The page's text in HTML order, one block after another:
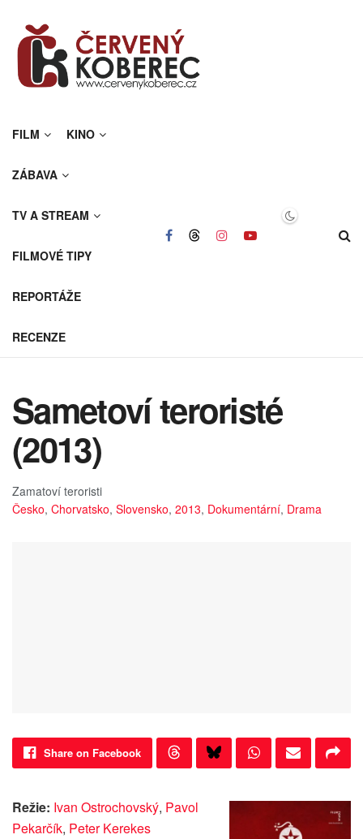
FILM KINO
ZÁBAVA
TV A STREAM
FILMOVÉ TIPY
REPORTÁŽE
RECENZE
Sametoví teroristé
(2013)
Zamatoví teroristi
Česko, Chorvatsko, Slovensko, 2013, Dokumentární, Drama
Share on Facebook
Režie: Ivan Ostrochovský, Pavol
Pekarčík, Peter Kerekes